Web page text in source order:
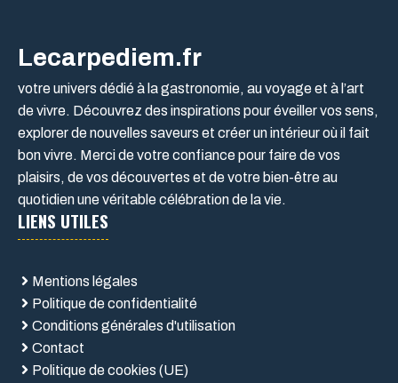
Lecarpediem.fr
votre univers dédié à la gastronomie, au voyage et à l’art
de vivre. Découvrez des inspirations pour éveiller vos sens,
explorer de nouvelles saveurs et créer un intérieur où il fait
bon vivre. Merci de votre confiance pour faire de vos
plaisirs, de vos découvertes et de votre bien-être au
quotidien une véritable célébration de la vie.
LIENS UTILES
Mentions légales
Politique de confidentialité
Conditions générales d'utilisation
Contact
Politique de cookies (UE)